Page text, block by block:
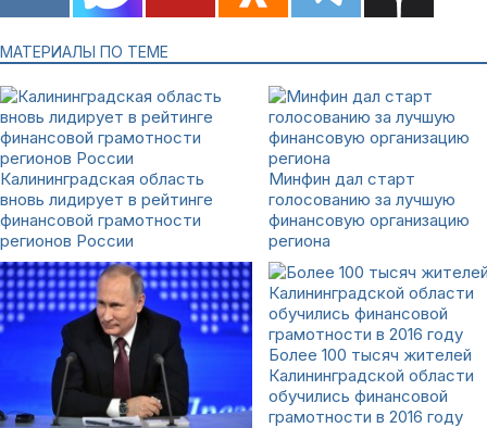
МАТЕРИАЛЫ ПО ТЕМЕ
Калининградская область
вновь лидирует в рейтинге
финансовой грамотности
регионов России
Минфин дал старт
голосованию за лучшую
финансовую организацию
региона
Более 100 тысяч жителей
Калининградской области
обучились финансовой
грамотности в 2016 году